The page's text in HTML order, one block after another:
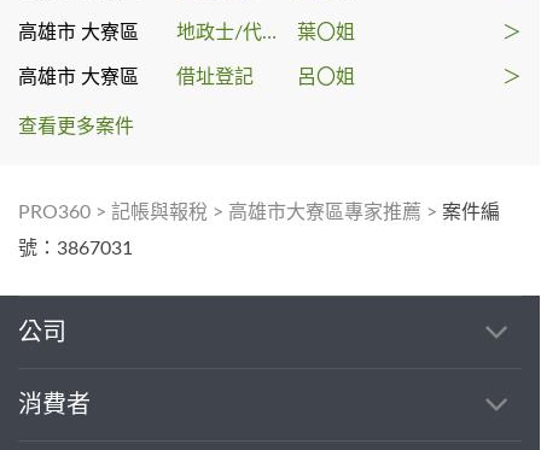
高雄市 大寮區 地政士/代書 葉〇姐 ＞
高雄市 大寮區 借址登記 呂〇姐 ＞
查看更多案件
PRO360 > 記帳與報稅 > 高雄市大寮區專家推薦 > 案件編
號：3867031
公司
消費者